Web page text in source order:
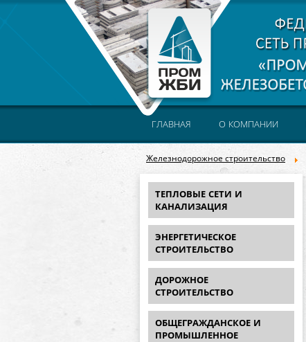
Железнодорожное строительство
ГЛАВНАЯ О КОМПАНИИ
ТЕПЛОВЫЕ СЕТИ И
КАНАЛИЗАЦИЯ
ЭНЕРГЕТИЧЕСКОЕ
СТРОИТЕЛЬСТВО
ДОРОЖНОЕ
СТРОИТЕЛЬСТВО
ОБЩЕГРАЖДАНСКОЕ И
ПРОМЫШЛЕННОЕ